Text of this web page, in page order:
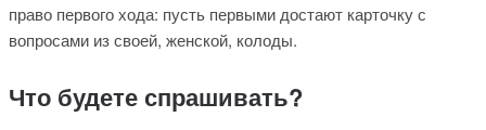
право первого хода: пусть первыми достают карточку с
вопросами из своей, женской, колоды.
Что будете спрашивать?